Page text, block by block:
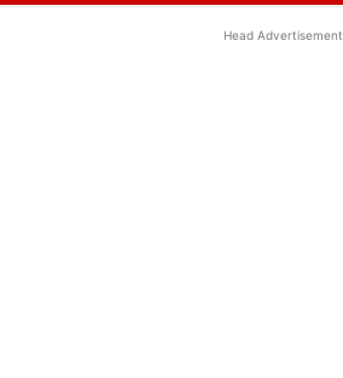
Head Advertisement